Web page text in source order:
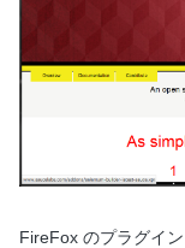
FireFox のプラグイ